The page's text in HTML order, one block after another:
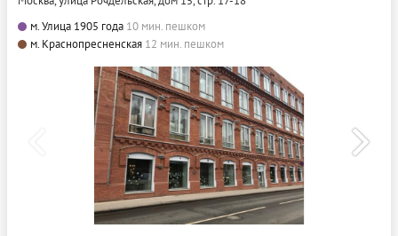
м. Улица 1905 года 10 мин. пешком
м. Краснопресненская 12 мин. пешком